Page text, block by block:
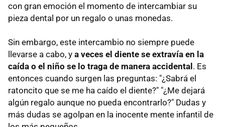
con gran emoción el momento de intercambiar su
pieza dental por un regalo o unas monedas.
Sin embargo, este intercambio no siempre puede
llevarse a cabo, y a veces el diente se extravía en la
caída o el niño se lo traga de manera accidental . Es
entonces cuando surgen las preguntas: "¿Sabrá el
ratoncito que se me ha caído el diente?" "¿Me dejará
algún regalo aunque no pueda encontrarlo?" Dudas y
más dudas se agolpan en la inocente mente infantil de